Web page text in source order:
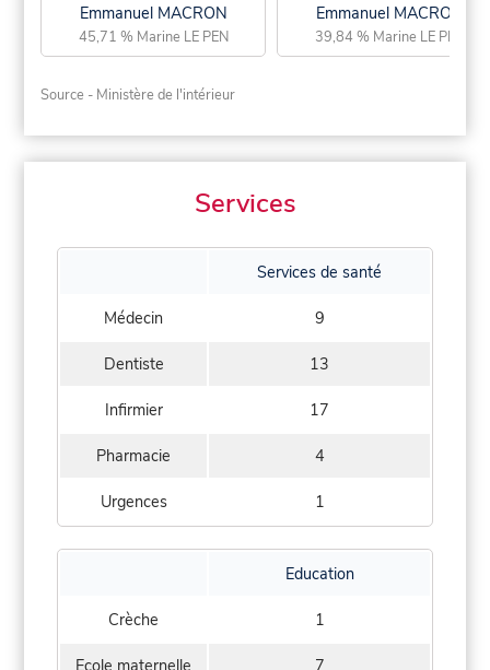
Emmanuel MACRON
45,71 % Marine LE PEN
Emmanuel MACRON
39,84 % Marine LE PEN
Source - Ministère de l'intérieur
Services
Services de santé
Médecin 9
Dentiste 13
Infirmier 17
Pharmacie 4
Urgences 1
Education
Crèche 1
Ecole maternelle 7